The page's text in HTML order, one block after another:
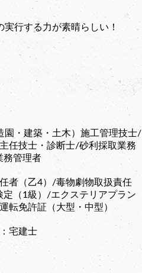
行する力が素晴らしい！
園・建築・土木）施工管理技士/
任技士・診断士/砂利採取業務
務管理者
者（乙4）/毒物劇物取扱責任
定（1級）/エクステリアプラン
転免許証（大型・中型）
宅建士